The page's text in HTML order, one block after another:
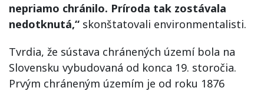
nepriamo chránilo. Príroda tak zostávala
nedotknutá,“ skonštatovali environmentalisti.
Tvrdia, že sústava chránených území bola na
Slovensku vybudovaná od konca 19. storočia.
Prvým chráneným územím je od roku 1876